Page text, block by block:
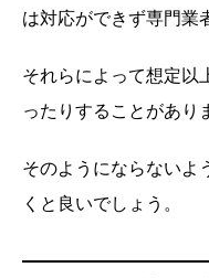
は対応ができず専門業
それらによって想定以
ったりすることがあり
そのようにならないよ
くと良いでしょう。